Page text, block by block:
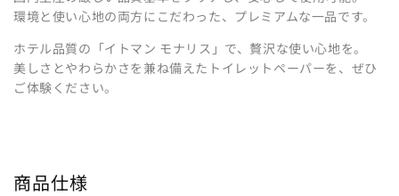
富山県の指定袋から探す
山梨県の指定袋から探す
愛知県の指定袋から探す
環境と使い心地の両方にこだわった、プレミアムな一品です。
ホテル品質の「イトマン モナリス」で、贅沢な使い心地を。
美しさとやわらかさを兼ね備えたトイレットペーパーを、ぜひ
ご体験ください。
商品仕様